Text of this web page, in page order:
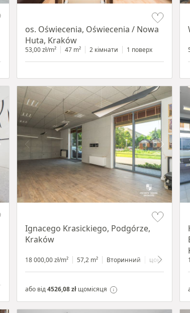
os. Oświecenia, Oświecenia / Nowa
Huta, Kraków
53,00 zł/m² 47 m² 2 кімнати 1 поверх
Ignacego Krasickiego, Podgórze,
Kraków
18 000,00 zł/m² 57,2 m² Вторинний цокольний
або від4526,08 zł щомісяця